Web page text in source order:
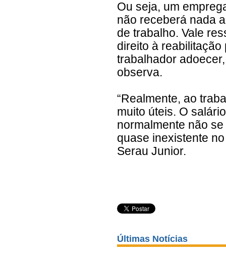
Ou seja, um
não receberá nada
de trabalho. Vale
direito à reabilitação
trabalhador
observa.
“Realmente, ao
muito úteis. O
normalmente não
quase inexistente
Serau Junior.
Últimas Notícias